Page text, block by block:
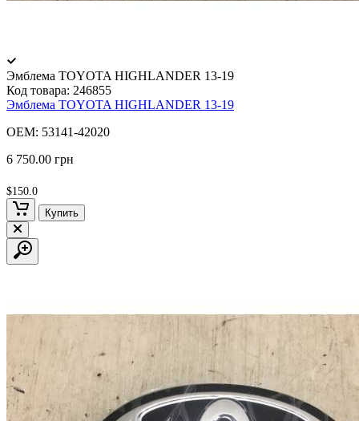
Эмблема TOYOTA HIGHLANDER 13-19
Код товара: 246855
Эмблема TOYOTA HIGHLANDER 13-19
OEM: 53141-42020
6 750.00 грн
$150.0
Купить